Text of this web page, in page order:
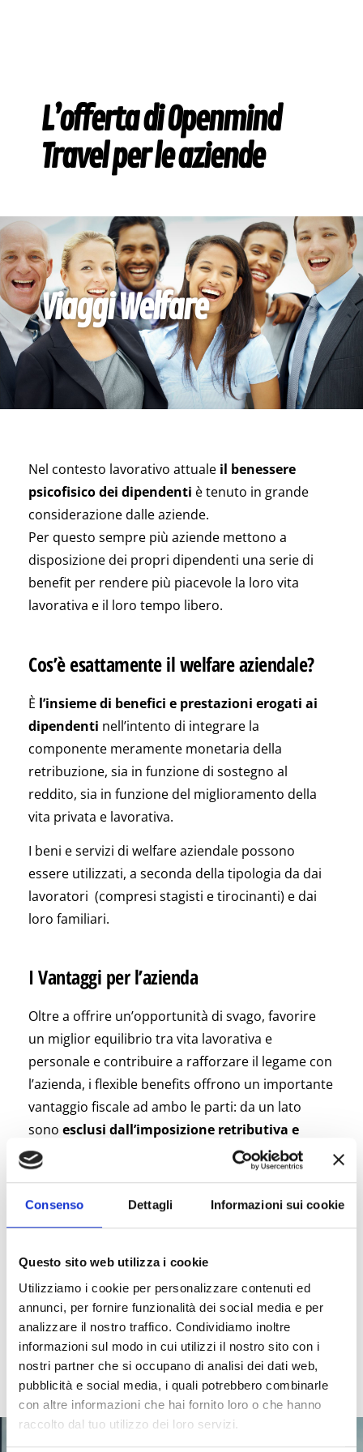
Consenso Dettagli Informazioni sui cookie
Questo sito web utilizza i cookie
Utilizziamo i cookie per personalizzare contenuti ed
annunci, per fornire funzionalità dei social media e per
analizzare il nostro traffico. Condividiamo inoltre
informazioni sul modo in cui utilizzi il nostro sito con i
nostri partner che si occupano di analisi dei dati web,
pubblicità e social media, i quali potrebbero combinarle
con altre informazioni che hai fornito loro o che hanno
raccolto dal tuo utilizzo dei loro servizi.
L’offerta di Openmind
Travel per le aziende
Viaggi Welfare
Nel contesto lavorativo attuale il benessere
psicofisico dei dipendenti è tenuto in grande
considerazione dalle aziende.
Per questo sempre più aziende mettono a
disposizione dei propri dipendenti una serie di
benefit per rendere più piacevole la loro vita
lavorativa e il loro tempo libero.
Cos’è esattamente il welfare aziendale?
È l’insieme di benefici e prestazioni erogati ai
dipendenti nell’intento di integrare la
componente meramente monetaria della
retribuzione, sia in funzione di sostegno al
reddito, sia in funzione del miglioramento della
vita privata e lavorativa.
I beni e servizi di welfare aziendale possono
essere utilizzati, a seconda della tipologia da dai
lavoratori (compresi stagisti e tirocinanti) e dai
loro familiari.
I Vantaggi per l’azienda
Oltre a offrire un’opportunità di svago, favorire
un miglior equilibrio tra vita lavorativa e
personale e contribuire a rafforzare il legame con
l’azienda, i flexible benefits offrono un importante
vantaggio fiscale ad ambo le parti: da un lato
sono esclusi dall’imposizione retributiva e
contributiva
per il loro intero valore, dall’altro,
come indicato dal art. 95, comma 1, TUIR, sono
uncosto interamente deducibile per l’Impresa
viaggi calibrati sulle esigenze specifiche dei
collaboratoriassicurando esperienze
desiderabili, stimolanti e arricchenti.